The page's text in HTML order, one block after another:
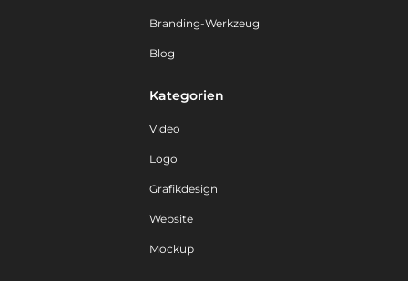
Branding-Werkzeug
Blog
Kategorien
Video
Logo
Grafikdesign
Website
Mockup